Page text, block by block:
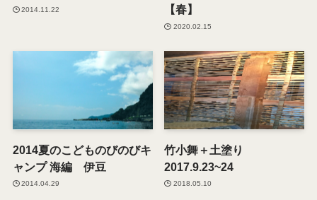
2014.11.22
【春】
2020.02.15
2014夏のこどものびのびキ
ャンプ 海編 伊豆
2014.04.29
竹小舞＋土塗り
2017.9.23~24
2018.05.10